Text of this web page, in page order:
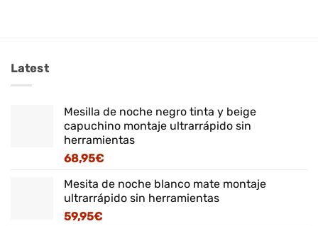
Latest
Mesilla de noche negro tinta y beige
capuchino montaje ultrarrápido sin
herramientas
68,95€
Mesita de noche blanco mate montaje
ultrarrápido sin herramientas
59,95€